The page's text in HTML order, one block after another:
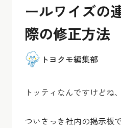
ールワイズの
際の修正方法
トヨクモ編集部
トッティなんですけどね、
ついさっき社内の掲示板